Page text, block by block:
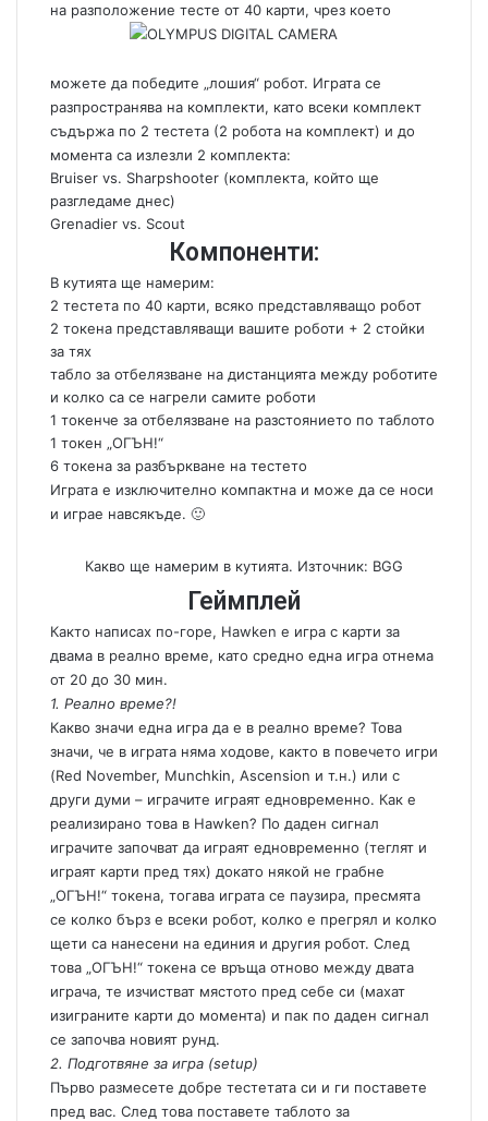
на разположение тесте от 40 карти, чрез което
можете да победите „лошия“ робот. Играта се
разпространява на комплекти, като всеки комплект
съдържа по 2 тестета (2 робота на комплект) и до
момента са излезли 2 комплекта:
Bruiser vs. Sharpshooter (комплекта, който ще
разгледаме днес)
Grenadier vs. Scout
Компоненти:
В кутията ще намерим:
2 тестета по 40 карти, всяко представляващо робот
2 токена представляващи вашите роботи + 2 стойки
за тях
табло за отбелязване на дистанцията между роботите
и колко са се нагрели самите роботи
1 токенче за отбелязване на разстоянието по таблото
1 токен „ОГЪН!“
6 токена за разбъркване на тестето
Играта е изключително компактна и може да се носи
и играе навсякъде. 🙂
Какво ще намерим в кутията. Източник: BGG
Геймплей
Както написах по-горе, Hawken e игра с карти за
двама в реално време, като средно една игра отнема
от 20 до 30 мин.
1. Реално време?!
Какво значи една игра да е в реално време? Това
значи, че в играта няма ходове, както в повечето игри
(Red November, Munchkin, Ascension и т.н.) или с
други думи – играчите играят едновременно. Как е
реализирано това в Hawken? По даден сигнал
играчите започват да играят едновременно (теглят и
играят карти пред тях) докато някой не грабне
„ОГЪН!“ токена, тогава играта се паузира, пресмята
се колко бърз е всеки робот, колко е прегрял и колко
щети са нанесени на единия и другия робот. След
това „ОГЪН!“ токена се връща отново между двата
играча, те изчистват мястото пред себе си (махат
изиграните карти до момента) и пак по даден сигнал
се започва новият рунд.
2. Подготвяне за игра (setup)
Първо размесете добре тестетата си и ги поставете
пред вас. След това поставете таблото за